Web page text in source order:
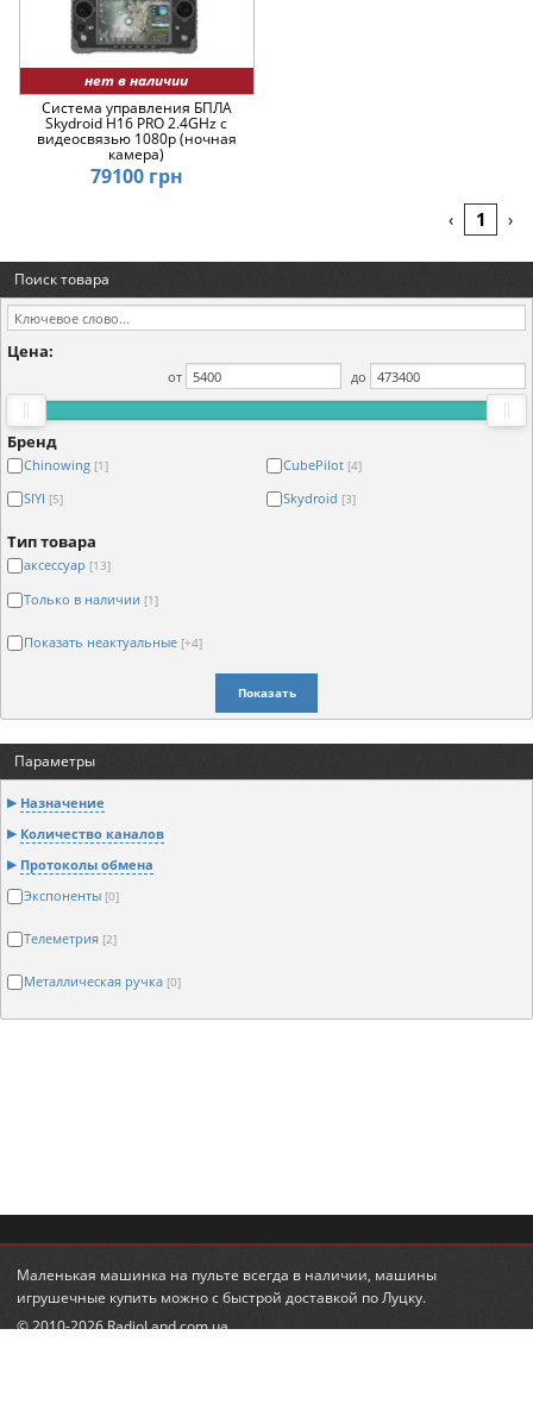
нет в наличии
Система управления БПЛА
Skydroid H16 PRO 2.4GHz с
видеосвязью 1080p (ночная
камера)
79100 грн
‹ 1 ›
Поиск товара
Цена:
от до
Бренд
Chinowing [1] CubePilot [4]
SIYI [5] Skydroid [3]
Тип товара
аксессуар [13]
Только в наличии [1]
Показать неактуальные [+4]
Показать
Параметры
Назначение
Количество каналов
Протоколы обмена
Экспоненты [0]
Телеметрия [2]
Металлическая ручка [0]
Маленькая машинка на пульте всегда в наличии, машины
игрушечные купитьможно с быстрой доставкой по Луцку.
© 2010-2026 RadioLand.com.ua